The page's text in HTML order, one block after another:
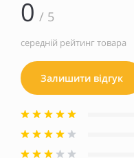
0 / 5
середній рейтинг товара
Залишити відгук